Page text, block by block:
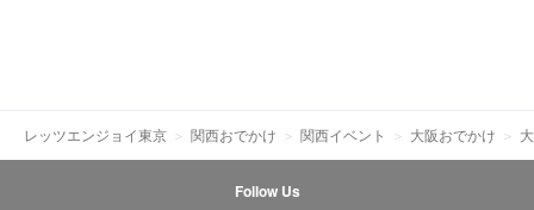
レッツエンジョイ東京 関西おでかけ 関西イベント 大阪おでかけ
Follow Us